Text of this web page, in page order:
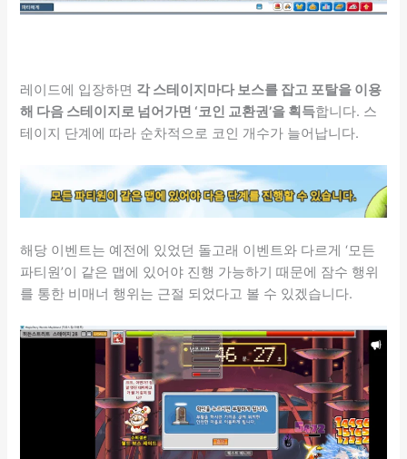
레이드에 입장하면 각 스테이지마다 보스를 잡고 포탈을 이용
해 다음 스테이지로 넘어가면 ‘코인 교환권’을 획득합니다. 스
테이지 단계에 따라 순차적으로 코인 개수가 늘어납니다.
해당 이벤트는 예전에 있었던 돌고래 이벤트와 다르게 ‘모든
파티원’이 같은 맵에 있어야 진행 가능하기 때문에 잠수 행위
를 통한 비매너 행위는 근절 되었다고 볼 수 있겠습니다.